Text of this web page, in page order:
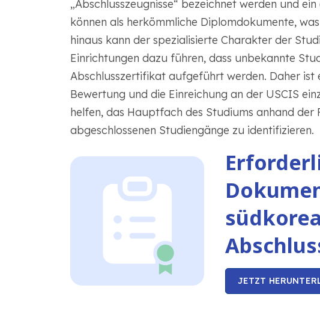
„Abschlusszeugnisse“ bezeichnet werden und
können als herkömmliche Diplomdokumente,
hinaus kann der spezialisierte Charakter der
Einrichtungen dazu führen, dass unbekannte
Abschlusszertifikat aufgeführt werden. Daher ist
Bewertung und die Einreichung an der USCIS
helfen, das Hauptfach des Studiums anhand
abgeschlossenen Studiengänge zu identifizieren.
JETZT